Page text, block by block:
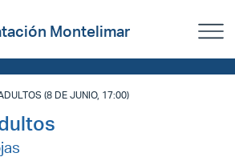
Montelimar
(8 DE JUNIO, 17:00)